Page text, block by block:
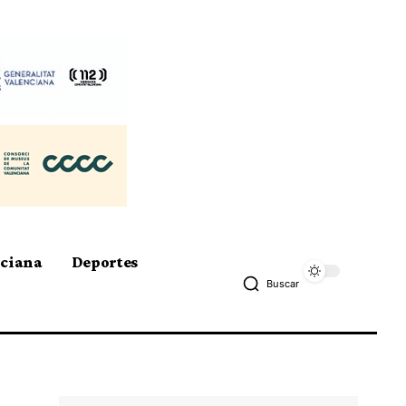
Deportes
Buscar